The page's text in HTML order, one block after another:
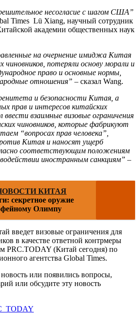
несогласие с шагом США”
Times Lü Xiang, научный сотрудник
академии общественных наук
на очернение имиджа Китая
чиновников, потеряли основу морали и
право и основные нормы,
отношения” – сказал Wang.
и безопасности Китая, а
прав и интересов китайских
взаимные визовые ограничения
чиновников, которые фабрикуют
“вопросах прав человека”,
Китая и наносят ущерб
соответствующим положениям
иностранным санкциям” –
НОВОСТИ КИТАЯ
секретное оружие
Олимпу
введет визовые ограничения для
в качестве ответной контрмеры
PRC.TODAY (Китай сегодня) по
агентства Global Times.
или появились вопросы,
или обсудите эту новость